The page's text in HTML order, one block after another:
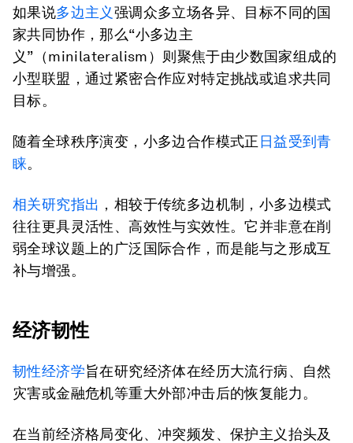
如果说多边主义强调众多立场各异、目标不同的国
家共同协作，那么“小多边主
义”（minilateralism）则聚焦于由少数国家组成的
小型联盟，通过紧密合作应对特定挑战或追求共同
目标。
随着全球秩序演变，小多边合作模式正 日益受到青
睐。
相关研究指出 ，相较于传统多边机制，小多边模式
往往更具灵活性、高效性与实效性。它并非意在削
弱全球议题上的广泛国际合作，而是能与之形成互
补与增强。
经济韧性
韧性经济学旨在研究经济体在经历大流行病、自然
灾害或金融危机等重大外部冲击后的恢复能力。
在当前经济格局变化、冲突频发、保护主义抬头及